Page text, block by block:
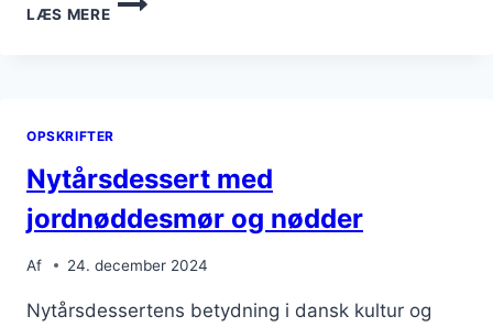
LÆS MEREMED
OPSKRIFTER
Nytårsdessert med
jordnøddesmør og nødder
Af 24. december 2024
Nytårsdessertens betydning i dansk kultur og